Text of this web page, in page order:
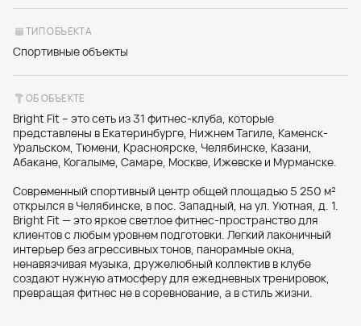
ТИП ОБЪЕКТА
Спортивные объекты
ОБ ОБЪЕКТЕ
Bright Fit – это сеть из 31 фитнес-клуба, которые
представлены в Екатеринбурге, Нижнем Тагиле, Каменск-
Уральском, Тюмени, Красноярске, Челябинске, Казани,
Абакане, Когалыме, Самаре, Москве, Ижевске и Мурманске.
Современный спортивный центр общей площадью 5 250 м²
открылся в Челябинске, в пос. Западный, на ул. Уютная, д. 1.
Bright Fit — это яркое светлое фитнес-пространство для
клиентов с любым уровнем подготовки. Легкий лаконичный
интерьер без агрессивных тонов, панорамные окна,
ненавязчивая музыка, дружелюбный коллектив в клубе
создают нужную атмосферу для ежедневных тренировок,
превращая фитнес не в соревнование, а в стиль жизни.